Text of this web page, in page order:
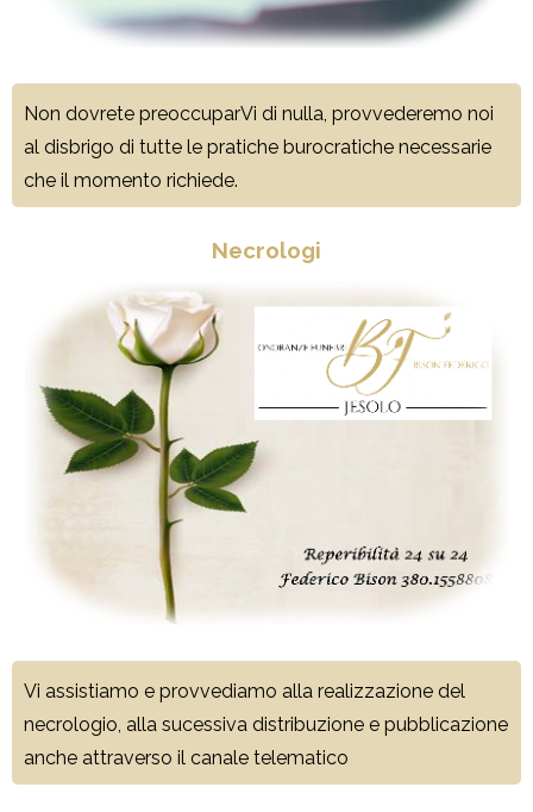
Non dovrete preoccuparVi di nulla, provvederemo noi
al disbrigo di tutte le pratiche burocratiche necessarie
che il momento richiede.
Necrologi
Vi assistiamo e provvediamo alla realizzazione del
necrologio, alla sucessiva distribuzione e pubblicazione
anche attraverso il canale telematico